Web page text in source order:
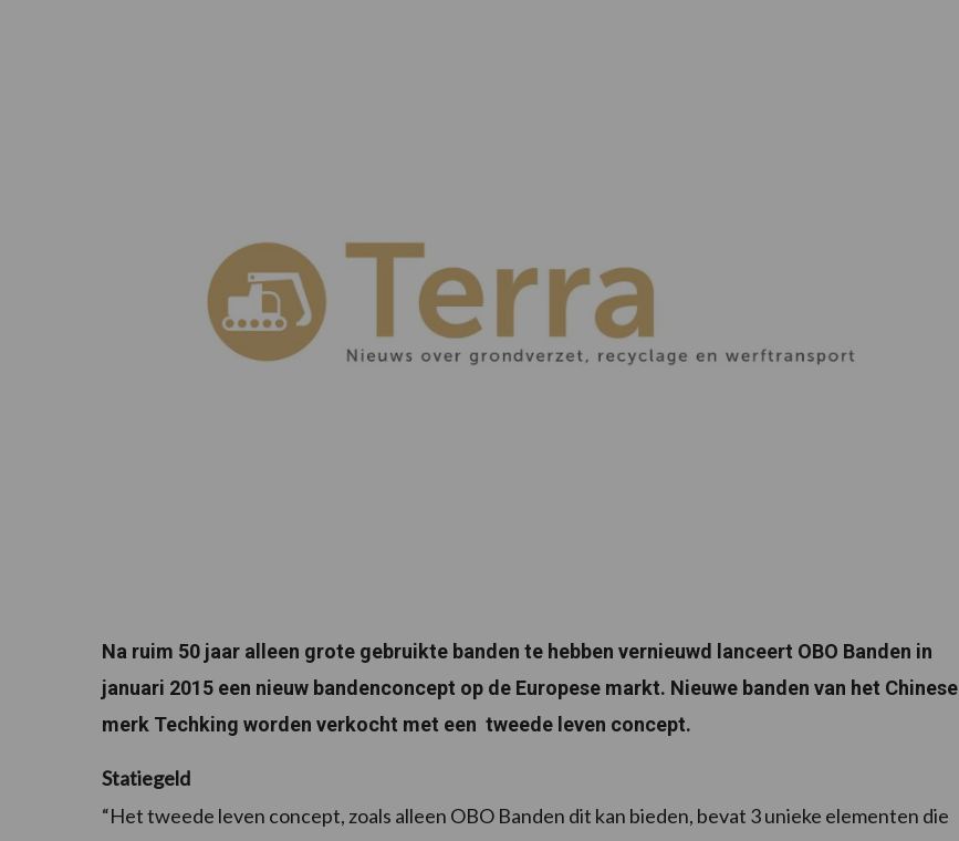
Na ruim 50 jaar alleen grote gebruikte banden te hebben vernieuwd lanceert OBO Banden in
januari 2015 een nieuw bandenconcept op de Europese markt. Nieuwe banden van het Chinese
merk Techking worden verkocht met een tweede leven concept.
Statiegeld
“Het tweede leven concept, zoals alleen OBO Banden dit kan bieden, bevat 3 unieke elementen die